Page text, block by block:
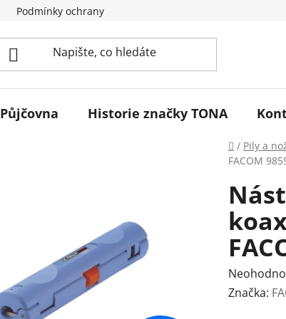
Podmínky ochrany osobních údajů
Půjčovna Historie značky TONA
Domů
/ Pily a
FACOM
Průměrné
hodnocení
Značka: